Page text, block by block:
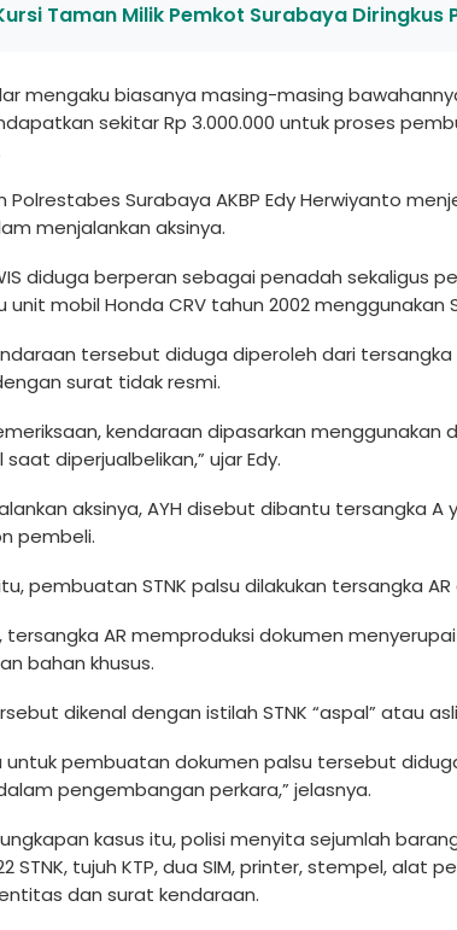
Taman Milik Pemkot Surabaya Diringkus
mengaku biasanya masing-masing
sekitar Rp 3.000.000 untuk proses
Polrestabes Surabaya AKBP Edy Herwiyanto
menjalankan aksinya.
diduga berperan sebagai penadah sekaligus
unit mobil Honda CRV tahun 2002 menggunakan
tersebut diduga diperoleh dari tersangka
surat tidak resmi.
kendaraan dipasarkan
diperjualbelikan,” ujar Edy.
aksinya, AYH disebut dibantu tersangka
pembeli.
pembuatan STNK palsu dilakukan tersangka
tersangka AR memproduksi dokumen
bahan khusus.
dikenal dengan istilah STNK “aspal” atau
untuk pembuatan dokumen palsu tersebut
pengembangan perkara,” jelasnya.
kasus itu, polisi menyita sejumlah
STNK, tujuh KTP, dua SIM, printer, stempel, alat
dan surat kendaraan.